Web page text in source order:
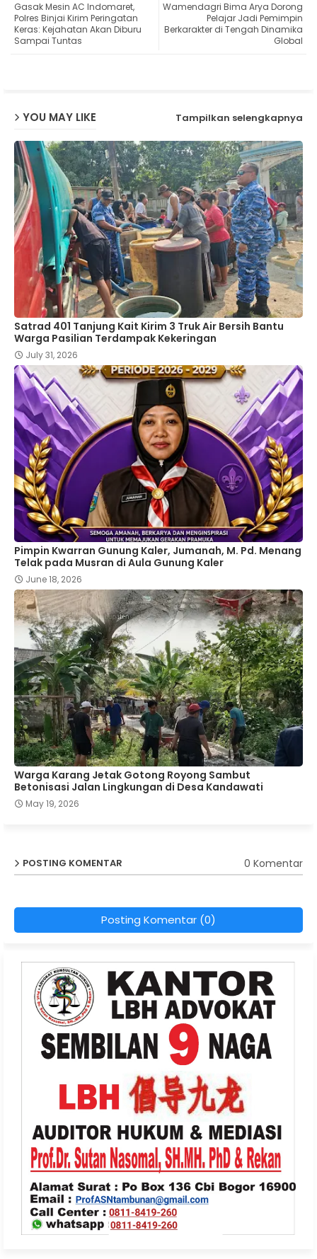
ats
Wamendagri Bima Arya Dorong
Pelajar Jadi Pemimpin
Berkarakter di Tengah Dinamika
Global
Gasak Mesin AC Indomaret,
Polres Binjai Kirim Peringatan
Keras: Kejahatan Akan Diburu
Sampai Tuntas
YOU MAY LIKE Tampilkan selengkapnya
Satrad 401 Tanjung Kait Kirim 3 Truk Air Bersih Bantu
Warga Pasilian Terdampak Kekeringan
July 31, 2026
Pimpin Kwarran Gunung Kaler, Jumanah, M. Pd. Menang
Telak pada Musran di Aula Gunung Kaler
June 18, 2026
Warga Karang Jetak Gotong Royong Sambut
Betonisasi Jalan Lingkungan di Desa Kandawati
May 19, 2026
POSTING KOMENTAR 0 Komentar
Posting Komentar (0)